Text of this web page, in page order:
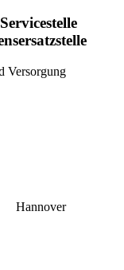
Versorgung
Hannover